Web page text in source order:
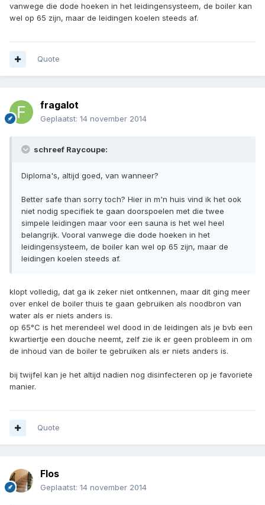
vanwege die dode hoeken in het leidingensysteem, de boiler kan
wel op 65 zijn, maar de leidingen koelen steeds af.
Quote
fragalot
Geplaatst: 14 november 2014
schreef Raycoupe:
Diploma's, altijd goed, van wanneer?
Better safe than sorry toch? Hier in m'n huis vind ik het ook
niet nodig specifiek te gaan doorspoelen met die twee
simpele leidingen maar voor een sauna is het wel heel
belangrijk. Vooral vanwege die dode hoeken in het
leidingensysteem, de boiler kan wel op 65 zijn, maar de
leidingen koelen steeds af.
klopt volledig, dat ga ik zeker niet ontkennen, maar dit ging meer
over enkel de boiler thuis te gaan gebruiken als noodbron van
water als er niets anders is.
op 65°C is het merendeel wel dood in de leidingen als je bvb een
kwartiertje een douche neemt, zelf zie ik er geen probleem in om
de inhoud van de boiler te gebruiken als er niets anders is.
bij twijfel kan je het altijd nadien nog disinfecteren op je favoriete
manier.
Quote
Flos
Geplaatst: 14 november 2014